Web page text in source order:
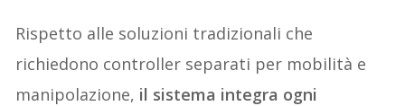
Rispetto alle soluzioni tradizionali che
richiedono controller separati per mobilità e
manipolazione, il sistema integra ogni